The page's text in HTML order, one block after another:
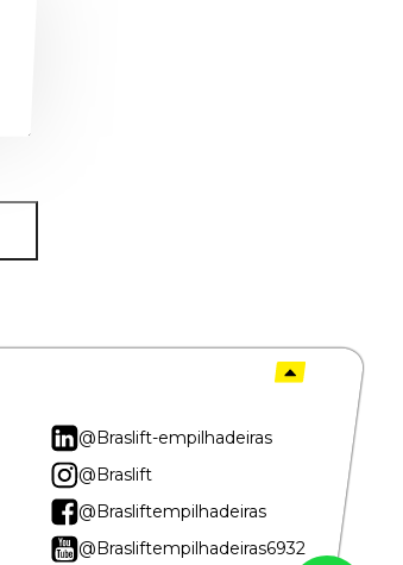
@Braslift-empilhadeiras
@Braslift
@Brasliftempilhadeiras
@Brasliftempilhadeiras6932